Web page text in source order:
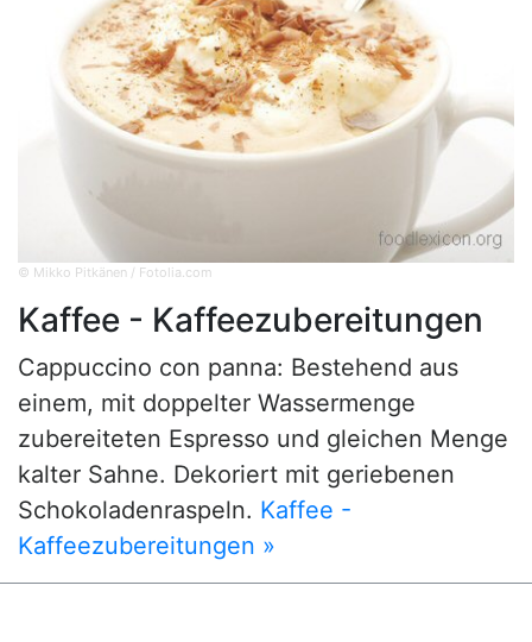
© Mikko Pitkänen / Fotolia.com
Kaffee - Kaffeezubereitungen
Cappuccino con panna: Bestehend aus
einem, mit doppelter Wassermenge
zubereiteten Espresso und gleichen Menge
kalter Sahne. Dekoriert mit geriebenen
Schokoladenraspeln. Kaffee -
Kaffeezubereitungen »